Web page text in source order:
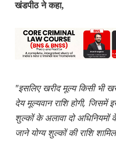
खंडपीठ ने कहा,
"इसलिए खरीद मूल्य किसी भी
देय मूल्यवान राशि होगी, जिसमें
शुल्कों के अलावा दो अधिनियमों
जाने योग्य शुल्कों की राशि